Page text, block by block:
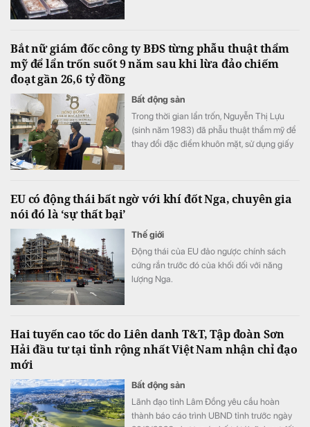
Bắt nữ giám đốc công ty BĐS từng phẫu thuật thẩm
mỹ để lẩn trốn suốt 9 năm sau khi lừa đảo chiếm
đoạt gần 26,6 tỷ đồng
Bất động sản
Trong thời gian lẩn trốn, Nguyễn Thị Lựu
(sinh năm 1983) đã phẫu thuật thẩm mỹ để
thay đổi đặc điểm khuôn mặt, sử dụng giấy
tìm, lực lượng công an đã phát hiện và bắt
EU có động thái bất ngờ với khí đốt Nga, chuyên gia
nói đó là ‘sự thất bại’
Thế giới
Động thái của EU đảo ngược chính sách
cứng rắn trước đó của khối đối với năng
lượng Nga.
Hai tuyến cao tốc do Liên danh T&T, Tập đoàn Sơn
Hải đầu tư tại tỉnh rộng nhất Việt Nam nhận chỉ đạo
mới
Bất động sản
Lãnh đạo tỉnh Lâm Đồng yêu cầu hoàn
thành báo cáo trình UBND tỉnh trước ngày